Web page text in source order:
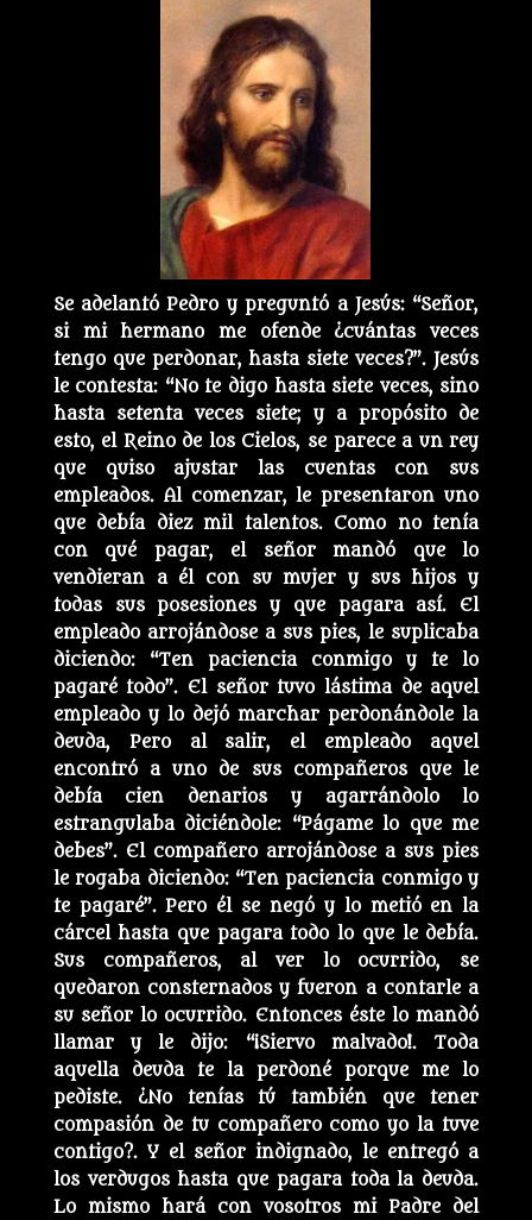
Se adelantó Pedro y preguntó a Jesús: “Señor,
si mi hermano me ofende ¿cuántas veces
tengo que perdonar, hasta siete veces?”. Jesús
le contesta: “No te digo hasta siete veces, sino
hasta setenta veces siete; y a propósito de
esto, el Reino de los Cielos, se parece a un rey
que quiso ajustar las cuentas con sus
empleados. Al comenzar, le presentaron uno
que debía diez mil talentos. Como no tenía
con qué pagar, el señor mandó que lo
vendieran a él con su mujer y sus hijos y
todas sus posesiones y que pagara así. El
empleado arrojándose a sus pies, le suplicaba
diciendo: “Ten paciencia conmigo y te lo
pagaré todo”. El señor tuvo lástima de aquel
empleado y lo dejó marchar perdonándole la
deuda, Pero al salir, el empleado aquel
encontró a uno de sus compañeros que le
debía cien denarios y agarrándolo lo
estrangulaba diciéndole: “Págame lo que me
debes”. El compañero arrojándose a sus pies
le rogaba diciendo: “Ten paciencia conmigo y
te pagaré”. Pero él se negó y lo metió en la
cárcel hasta que pagara todo lo que le debía.
Sus compañeros, al ver lo ocurrido, se
quedaron consternados y fueron a contarle a
su señor lo ocurrido. Entonces éste lo mandó
llamar y le dijo: “¡Siervo malvado!. Toda
aquella deuda te la perdoné porque me lo
pediste. ¿No tenías tú también que tener
compasión de tu compañero como yo la tuve
contigo?. Y el señor indignado, le entregó a
los verdugos hasta que pagara toda la deuda.
Lo mismo hará con vosotros mi Padre del